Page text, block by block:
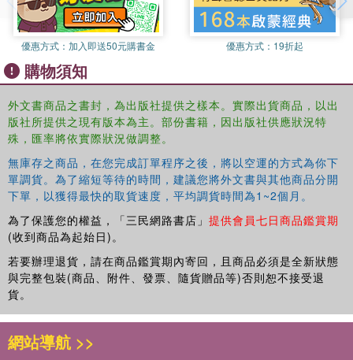
優惠方式： 加入即送50元購書金 優惠方式： 19折起
購物須知
外文書商品之書封，為出版社提供之樣本。實際出貨商品，以出
版社所提供之現有版本為主。部份書籍，因出版社供應狀況特
殊，匯率將依實際狀況做調整。
無庫存之商品，在您完成訂單程序之後，將以空運的方式為你下
單調貨。為了縮短等待的時間，建議您將外文書與其他商品分開
下單，以獲得最快的取貨速度，平均調貨時間為1~2個月。
為了保護您的權益，「三民網路書店」 提供會員七日商品鑑賞期
(收到商品為起始日)。
若要辦理退貨，請在商品鑑賞期內寄回，且商品必須是全新狀態
與完整包裝(商品、附件、發票、隨貨贈品等)否則恕不接受退
貨。
網站導航 >>